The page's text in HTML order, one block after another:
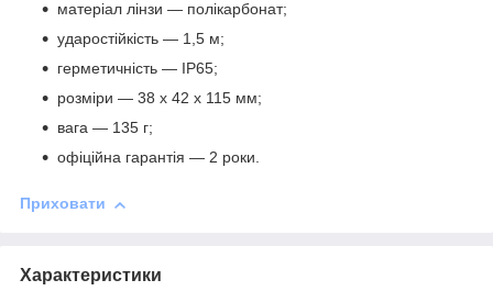
матеріал лінзи — полікарбонат;
ударостійкість — 1,5 м;
герметичність — IP65;
розміри — 38 х 42 х 115 мм;
вага — 135 г;
офіційна гарантія — 2 роки.
Приховати
Характеристики